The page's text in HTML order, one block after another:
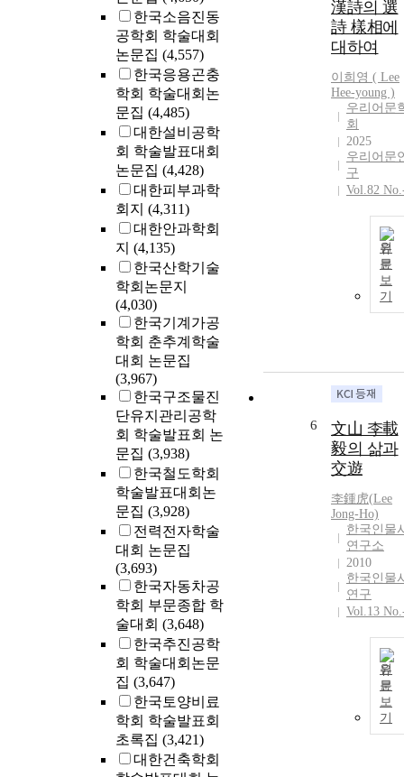
한국소음진동
공학회 학술대회
논문집 (4,557)
한국응용곤충
학회 학술대회논
문집 (4,485)
대한설비공학
회 학술발표대회
논문집 (4,428)
대한피부과학
회지 (4,311)
대한안과학회
지 (4,135)
한국산학기술
학회논문지
(4,030)
한국기계가공
학회 춘추계학술
대회 논문집
(3,967)
한국구조물진
단유지관리공학
회 학술발표회 논
문집 (3,938)
한국철도학회
학술발표대회논
문집 (3,928)
전력전자학술
대회 논문집
(3,693)
한국자동차공
학회 부문종합 학
술대회 (3,648)
한국추진공학
회 학술대회논문
집 (3,647)
한국토양비료
학회 학술발표회
초록집 (3,421)
대한건축학회
漢詩의 選
詩 樣相에
대하여
이희영 ( Lee
Hee-young )
우리어문
회
2025
우리어문
구
Vol.82
원
문
보
기
6
文山 李載
毅의 삶과
交遊
李鍾虎(Lee
Jong-Ho)
한국인물
연구소
2010
한국인물
연구
Vol.13
원
문
보
기